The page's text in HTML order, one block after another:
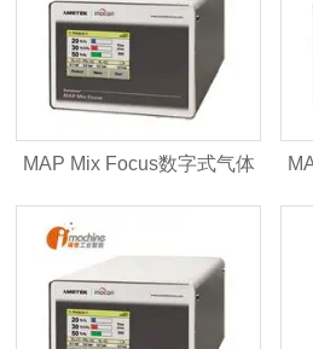
MAP Mix Focus数字式气体
混配器